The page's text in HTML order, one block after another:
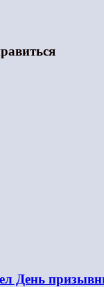
День